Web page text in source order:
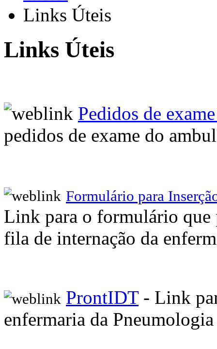
Links Úteis
Links Úteis
Pedidos de
pedidos de exame do
Formulário para
Link para o formulário que
fila de internação da
ProntIDT- Link
enfermaria da Pneumologia